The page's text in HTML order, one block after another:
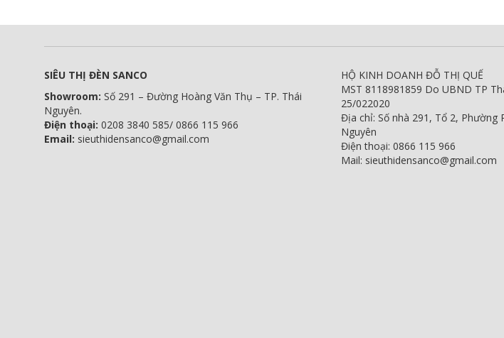
SIÊU THỊ ĐÈN SANCO
Showroom: Số 291 – Đường Hoàng Văn Thụ – TP. Thái
Nguyên.
Điện thoại: 0208 3840 585/ 0866 115 966
Email: sieuthidensanco@gmail.com
HỘ KINH DOANH ĐỖ THỊ QUẾ
MST 8118981859 Do UBND TP
25/022020
Địa chỉ: Số nhà 291, Tổ 2, Phường
Nguyên
Điện thoại: 0866 115 966
Mail: sieuthidensanco@gmail.com